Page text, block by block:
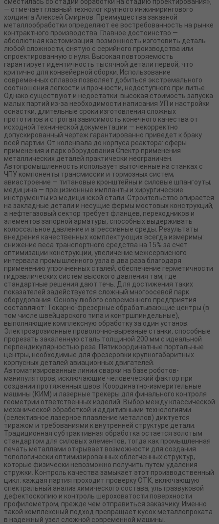
— отмечает главный технолог крупного инжинирингового
холдинга Алексей Смирнов. Преимущества заказной
металлообработки определяют ее востребованность на рынке
контрактного производства. Главное достоинство —
абсолютная кастомизация: возможность изготовить деталь
любой сложности, снятую с серийного производства или
спроектированную с нуля. Высокая повторяемость
гарантирует идентичность тысячной детали первой, что
критично для конвейерной сборки. Использование
современных сплавов позволяет добиться экстремального
соотношения легкости и прочности, недоступного при литье.
Однако существуют и недостатки: высокая стоимость запуска
малых партий из-за необходимости написания УП и настройки
оснастки, длительные сроки изготовления сложных
прототипов и строгая зависимость конечного качества от
исходной технической документации — некорректно
допускированный чертеж гарантированно приведет к браку
всей партии. От коленвала до корпуса реактора: сферы
применения и парк оборудования Спектр применения
металлических деталей практически неограничен.
Автопромышленность использует выточенные на станках с
ЧПУ компоненты трансмиссии и тормозных систем;
авиастроение — титановые кронштейны и силовые шпангоуты;
медицина — прецизионные импланты и хирургические
инструменты из медицинской стали. Строительство опирается
на закладные детали и несущие фермы мостовых конструкций,
а нефтегазовый сектор требует фланцев, переходников и
элементов запорной арматуры, способных выдерживать
колоссальное давление и агрессивные среды. Результаты
внедрения качественных комплектующих всегда измеримы:
снижение веса транспортного средства на 15% за счет
оптимизации конструкции, увеличение межсервисного
интервала промышленного узла в два раза благодаря
применению упрочненных сталей, обеспечение герметичности
гидравлических систем высокого давления там, где
стандартные решения дают течь. Для достижения таких
показателей задействуется сложный многоосевой парк
оборудования. Основу любого современного предприятия
составляют: Токарно-фрезерные обрабатывающие центры (в
том числе швейцарского типа и контршпиндельные),
выполняющие комплексную обработку за один установ.
Электроэрозионные проволочно-вырезные станки, способные
прорезать закаленную сталь толщиной 200 мм с идеальной
перпендикулярностью реза. Пятикоординатные портальные
центры, необходимые для фрезеровки крупногабаритных
корпусных деталей авиационных двигателей.
Автоматизированные линии сварки на базе роботов-
манипуляторов, исключающие человеческий фактор при
создании протяженных швов. Координатно-измерительные
машины (КИМ) и лазерные трекеры для финального контроля
геометрии ответственных изделий. Выбор между классической
механической обработкой и аддитивными технологиями
(селективное лазерное плавление металлов) диктуется
тиражом и требованиями к внутренней структуре детали.
Традиционная субтрактивная обработка остается золотым
стандартом для силовых элементов, тогда как промышленная
печать металлами открывает возможности для создания
топологически оптимизированных облегченных структур,
которые физически невозможно получить путем удаления
стружки. Контроль качества замыкает этот производственный
цикл: каждая партия проходит проверку ОТК, включающую
спектральный анализ химического состава, ультразвуковой
дефектоскопию и контроль шероховатости поверхности
профилометром, прежде чем отправиться заказчику. Именно
такой комплексный подход превращает кусок металлопроката
в надежный узел сложной современной машины.